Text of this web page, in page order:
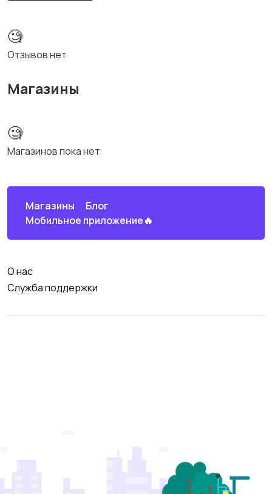
🧐
Отзывов нет
Магазины
🧐
Магазинов пока нет
Магазины
Блог
Мобильное приложение🔥
О нас
Служба поддержки